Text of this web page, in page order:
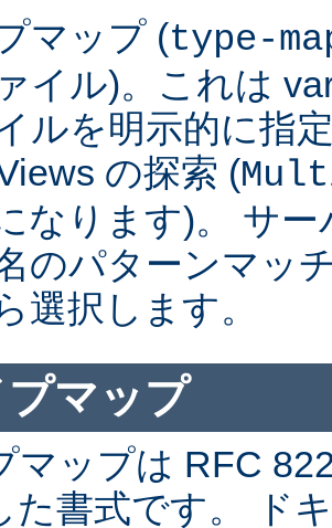
マップ (type-
イル)。これは
ルを明示的に指
の探索 (
なります)。 サ
のパターンマッ
選択します。
プマップ
マップは RFC
た書式です。 ド